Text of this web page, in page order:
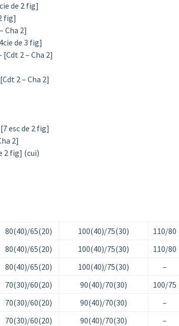
de 2 fig]
fig]
Cha 2]
de 3 fig]
2 – Cha 2]
2 – Cha 2]
esc de 2 fig]
2]
2 fig] (cui)
80(40)/65(20) 100(40)/75(30)
110/80
80(40)/65(20) 100(40)/75(30)
110/80
80(40)/65(20) 100(40)/75(30)
–
70(30)/60(20) 90(40)/70(30)
100/75
70(30)/60(20) 90(40)/70(30)
–
70(30)/60(20) 90(40)/70(30)
–